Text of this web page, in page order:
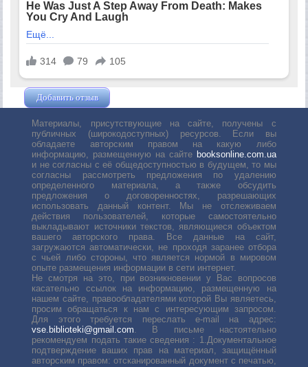
Добавить отзыв
Материалы, присутствующие на сайте, получены с
публичных (широкодоступных) ресурсов. Если вы
обладаете авторским правом на какую либо
информацию, размещенную на сайте booksonline.com.ua
и не согласны с её общедоступностью в будущем, то мы
согласны рассмотреть предложения по удалению
определенного материала, а также обсудить
предложения о договоренностях, разрешающих
использовать данный контент. Мы не отслеживаем
действия пользователей, которые самостоятельно
выкладывают источники текстов, являющиеся объектом
вашего авторского права. Все данные на сайт,
загружаются автоматически, не проходя заранее отбора
с чьей либо стороны, что является нормой в мировом
опыте размещения информации в сети интернет.
Не смотря на это, при возникновении у Вас вопросов
касательно ссылок на информацию, размещенную на
нашем сайте, правообладателями которой Вы являетесь,
просим обращаться к нам с интересующим запросом.
Для этого требуется переслать е-mail на адрес:
vse.biblioteki@gmail.com . В письме настоятельно
рекомендуем подать такие сведения : 1.Документальное
подтверждение ваших прав на материал, защищённый
авторским правом: отсканированный документ с печатью,